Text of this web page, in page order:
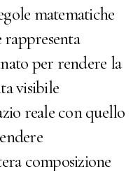
matematiche
per rendere la
visibile
reale con quello
composizione